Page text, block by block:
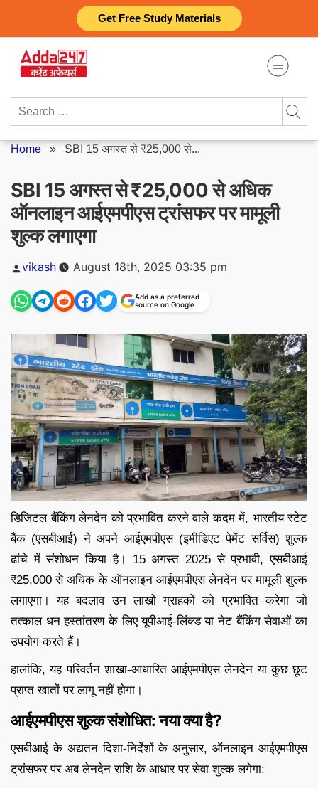
Get Free Study Materials
content
Search
Home » SBI 15 अगस्त से ₹25,000 से...
SBI 15 अगस्त से ₹25,000 से अधिक
ऑनलाइन आईएमपीएस ट्रांसफर पर मामूली
शुल्क लगाएगा
Posted
vikash August 18th, 2025 03:35 pm
Add as a preferred
source on Google
डिजिटल बैंकिंग लेनदेन को प्रभावित करने वाले कदम में, भारतीय स्टेट
बैंक (एसबीआई) ने अपने आईएमपीएस (इमीडिएट पेमेंट सर्विस) शुल्क
ढांचे में संशोधन किया है। 15 अगस्त 2025 से प्रभावी, एसबीआई
₹25,000 से अधिक के ऑनलाइन आईएमपीएस लेनदेन पर मामूली शुल्क
लगाएगा। यह बदलाव उन लाखों ग्राहकों को प्रभावित करेगा जो
तत्काल धन हस्तांतरण के लिए यूपीआई-लिंक्ड या नेट बैंकिंग सेवाओं का
उपयोग करते हैं।
हालांकि, यह परिवर्तन शाखा-आधारित आईएमपीएस लेनदेन या कुछ छूट
प्राप्त खातों पर लागू नहीं होगा।
आईएमपीएस शुल्क संशोधित: नया क्या है?
एसबीआई के अद्यतन दिशा-निर्देशों के अनुसार, ऑनलाइन आईएमपीएस
ट्रांसफर पर अब लेनदेन राशि के आधार पर सेवा शुल्क लगेगा: